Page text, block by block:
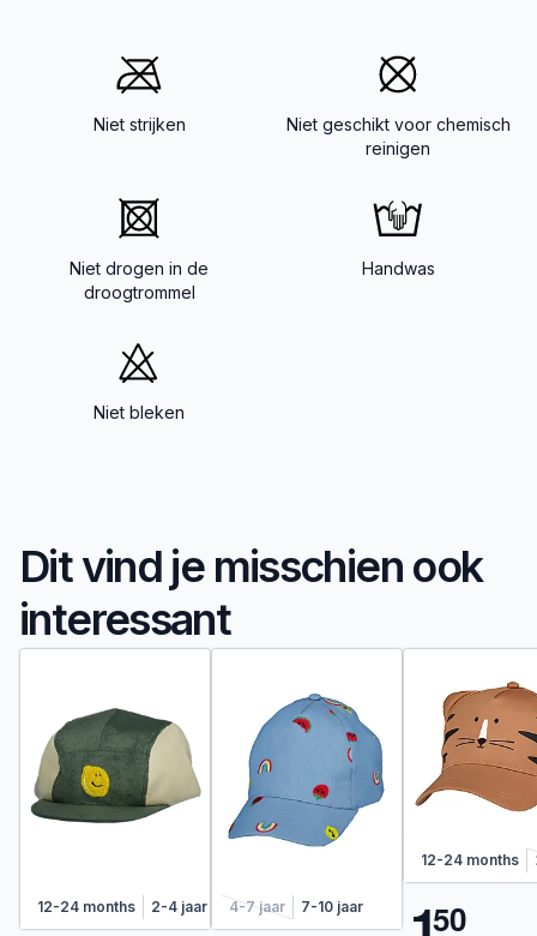
Niet strijken
Niet geschikt voor chemisch
reinigen
Niet drogen in de
droogtrommel
Handwas
Niet bleken
Dit vind je misschien ook
interessant
12-24 months 2-4 jaar 4-7 jaar
4-7 jaar 7-10 jaar
12-24 months
50